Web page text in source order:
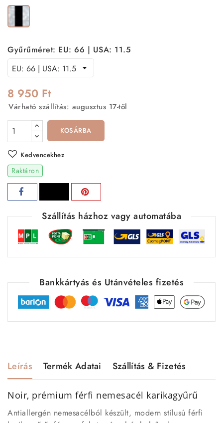
Fekete-
ezüst
Gyűrűméret: EU: 66 | USA: 11.5
8 950 Ft
Várható szállítás: augusztus 17-től
KOSÁRBA
Kedvencekhez
Raktáron
Szállítás házhoz vagy automatába
Bankkártyás és Utánvételes fizetés
Leírás Termék Adatai Szállítás & Fizetés
Noir, prémium férfi nemesacél karikagyűrű
Antiallergén nemesacélból készült, modern stílusú férfi